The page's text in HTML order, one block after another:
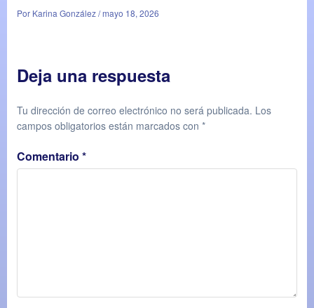
Por Karina González / mayo 18, 2026
Deja una respuesta
Tu dirección de correo electrónico no será publicada. Los
campos obligatorios están marcados con *
Comentario *